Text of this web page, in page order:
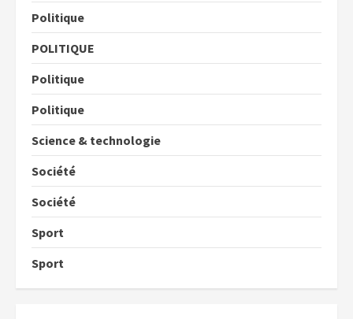
Politique
POLITIQUE
Politique
Politique
Science & technologie
Société
Société
Sport
Sport